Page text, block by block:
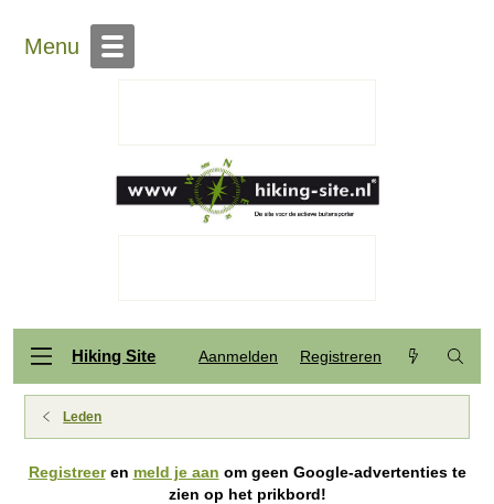
Menu
Hiking Site Aanmelden Registreren
Leden
Registreeren meld je aan om geen Google-advertenties te
zien op het prikbord!